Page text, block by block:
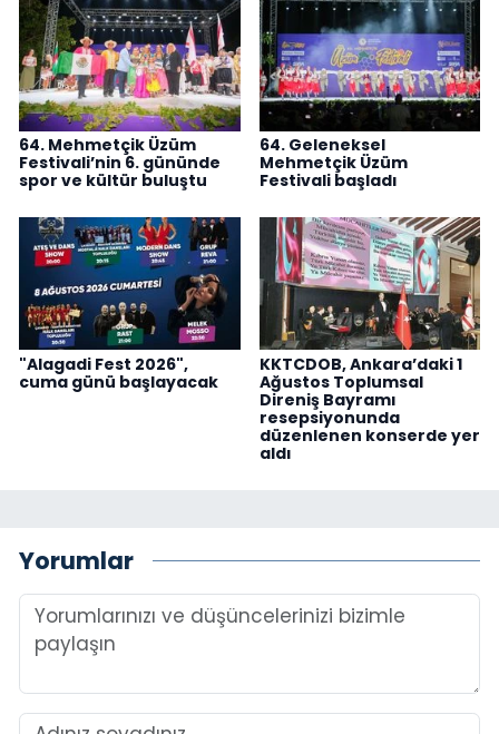
64. Mehmetçik Üzüm
Festivali’nin 6. gününde
spor ve kültür buluştu
64. Geleneksel
Mehmetçik Üzüm
Festivali başladı
"Alagadi Fest 2026",
cuma günü başlayacak
KKTCDOB, Ankara’daki 1
Ağustos Toplumsal
Direniş Bayramı
resepsiyonunda
düzenlenen konserde yer
aldı
Yorumlar